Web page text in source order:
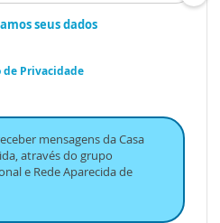
seus dados
de Privacidade
mensagens da Casa
através do grupo
e Rede Aparecida de